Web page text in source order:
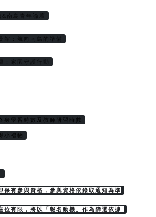
南島青年論壇
：航向南島的準備
家園守護行動
身學習時數及教師研習時數
小禮物
有參與資格，參與資格依錄取通知為準
有限，將以「報名動機」作為篩選依據